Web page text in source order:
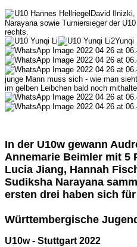
David
Narayana sowie Turniersieger der
rechts.
Yunqi
junge Mann muss sich - wie man
im gelben Leibchen bald noch
In der U10w gewann
Annemarie Beimler mit 5
Lucia Jiang, Hannah
Sudiksha Narayana
ersten drei haben sich
Württembergische
U10w - Stuttgart 2022